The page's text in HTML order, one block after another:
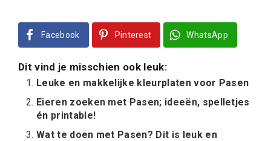
Facebook Pinterest WhatsApp
Dit vind je misschien ook leuk:
Leuke en makkelijke kleurplaten voor Pasen
Eieren zoeken met Pasen; ideeën, spelletjes
én printable!
Wat te doen met Pasen? Dit is leuk en